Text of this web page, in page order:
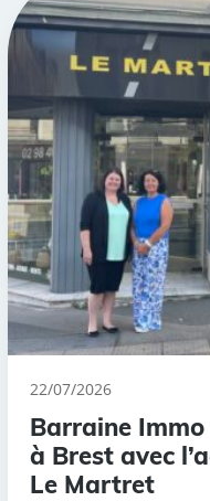
22/07/2026
Barraine
à Brest avec
Le Martret